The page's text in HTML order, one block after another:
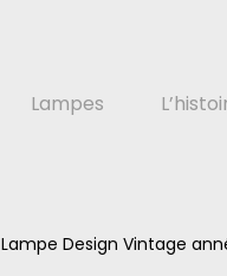
Lampes
Lampe Design Vintage